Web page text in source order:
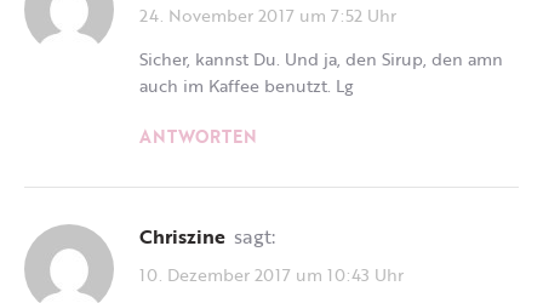
24. November 2017 um 7:52 Uhr
Sicher, kannst Du. Und ja, den Sirup, den amn
auch im Kaffee benutzt. Lg
ANTWORTEN
Chriszine sagt:
10. Dezember 2017 um 10:43 Uhr